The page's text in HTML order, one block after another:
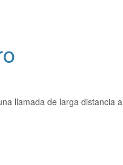
llamada de larga distancia a